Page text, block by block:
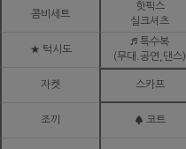
콤비세트
핫픽스
실크셔츠
★ 턱시도
♬ 특수복
(무대.공연,댄스)
자켓 스카프
조끼 ♠ 코트